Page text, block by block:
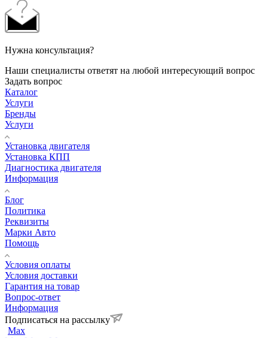
Нужна консультация?
Наши специалисты ответят на любой интересующий вопрос
Задать вопрос
Каталог
Услуги
Бренды
Услуги
Установка двигателя
Установка КПП
Диагностика двигателя
Информация
Блог
Политика
Реквизиты
Марки Авто
Помощь
Условия оплаты
Условия доставки
Гарантия на товар
Вопрос-ответ
Информация
Подписаться на рассылку
Max